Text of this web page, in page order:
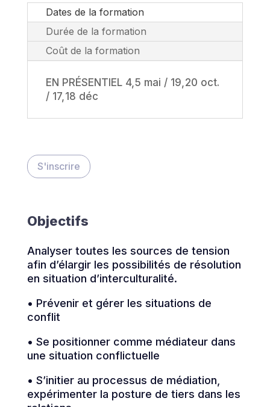
Dates de la formation
Durée de la formation
Coût de la formation
EN PRÉSENTIEL 4, 5 mai / 19, 20 oct.
/ 17, 18 déc
S'inscrire
Objectifs
Analyser toutes les sources de tension
afin d’élargir les possibilités de résolution
en situation d’interculturalité.
• Prévenir et gérer les situations de
conflit
• Se positionner comme médiateur dans
une situation conflictuelle
• S’initier au processus de médiation,
expérimenter la posture de tiers dans les